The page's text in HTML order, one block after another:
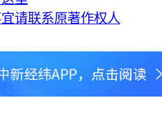
请联系原著作权人